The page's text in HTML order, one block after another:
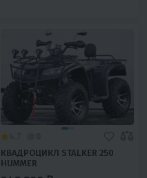
КВАДРОЦИКЛ STALKER 250
HUMMER